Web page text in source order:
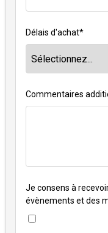
*
Délais d'achat
Commentaires
Je consens à
évènements et des